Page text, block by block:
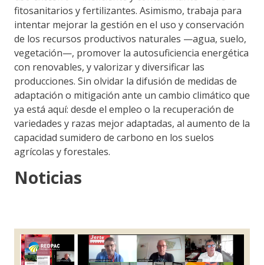
fitosanitarios y fertilizantes. Asimismo, trabaja para
intentar mejorar la gestión en el uso y conservación
de los recursos productivos naturales —agua, suelo,
vegetación—, promover la autosuficiencia energética
con renovables, y valorizar y diversificar las
producciones. Sin olvidar la difusión de medidas de
adaptación o mitigación ante un cambio climático que
ya está aquí: desde el empleo o la recuperación de
variedades y razas mejor adaptadas, al aumento de la
capacidad sumidero de carbono en los suelos
agrícolas y forestales.
Noticias